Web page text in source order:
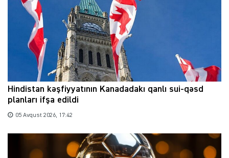
Hindistan kəşfiyyatının Kanadadakı qanlı sui-qəsd
planları ifşa edildi
05 Avqust 2026, 17:42